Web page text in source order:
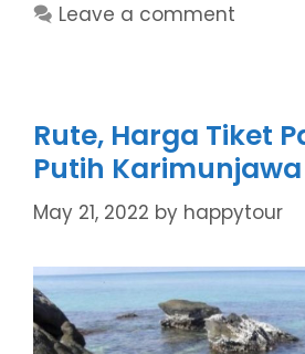
Leave a comment
Rute, Harga Tiket
Putih Karimunjawa
May 21, 2022 by happytour